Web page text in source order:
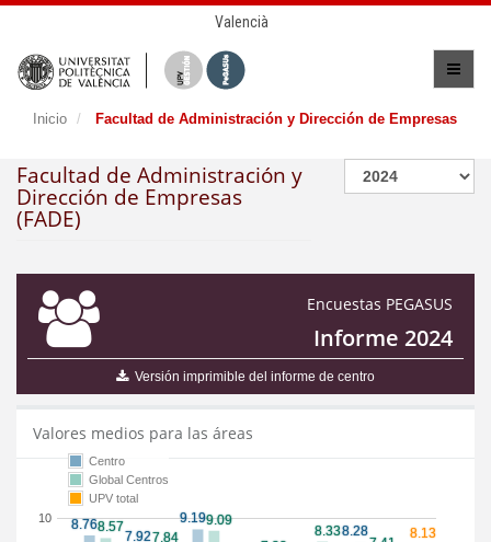
Valencià
Inicio Facultad de Administración y Dirección de Empresas
Facultad de Administración y
Dirección de Empresas
(FADE)
Encuestas PEGASUS
Informe 2024
Versión imprimible del informe de centro
Valores medios para las áreas
10
Centro
Global Centros
UPV total